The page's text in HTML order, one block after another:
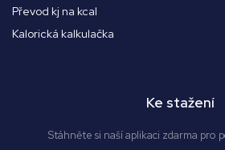
Převod kj na kcal
Kalorická kalkulačka
Ke stažení
Stáhněte si naší aplikaci zdarma pro